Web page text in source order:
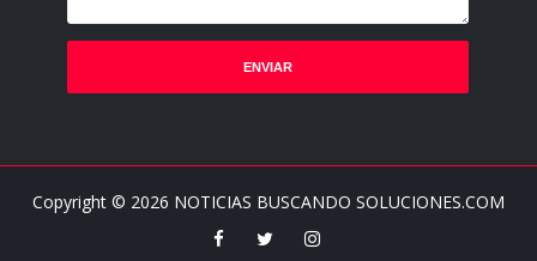
Copyright © 2026 NOTICIAS BUSCANDO SOLUCIONES.COM